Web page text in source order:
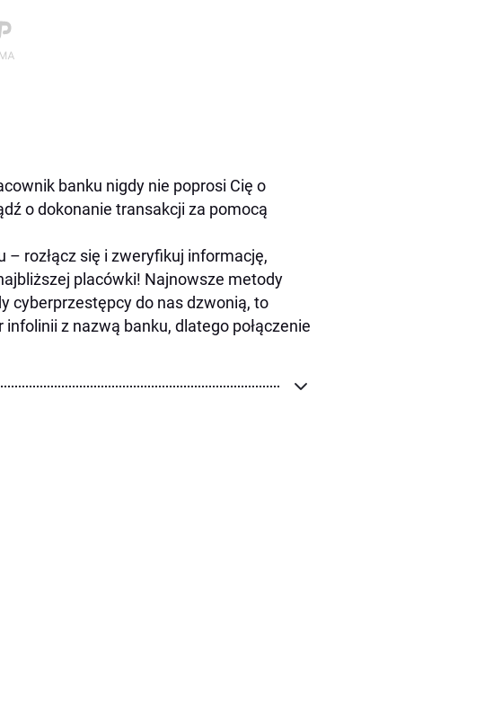
banku nigdy nie poprosi Cię o
o dokonanie transakcji za pomocą
rozłącz się i zweryfikuj informację,
placówki! Najnowsze metody
cyberprzestępcy do nas dzwonią, to
z nazwą banku, dlatego połączenie